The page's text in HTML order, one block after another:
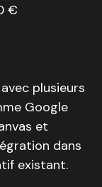
€
plusieurs
Google
et
dans
existant.